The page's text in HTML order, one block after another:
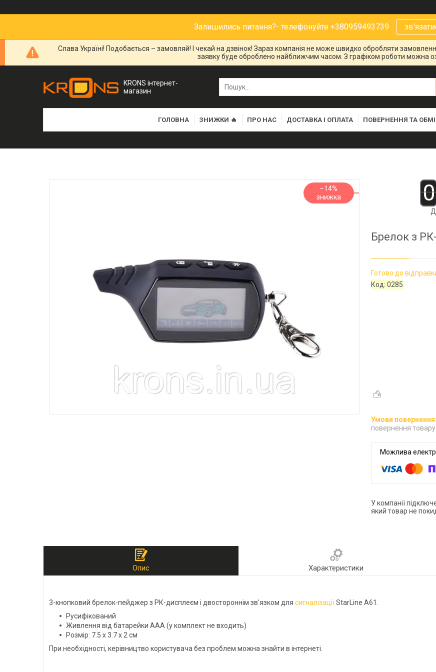
Залишились питання?- телефонуйте +380959493739
Слава Україні! Подобається – замовляй! І чекай на дзвінок! Зараз компанія не може швидко обробляти
заявку буде оброблено найближчим часом. З графіком роботи можна
KRONS інтернет-
магазин
ГОЛОВНА ЗНИЖКИ 🔥 ПРО НАС ДОСТАВКА І ОПЛАТА ПОВЕРНЕННЯ ТА
–14% 0
Брелок з
Готово до
Код:0285
повернення
У компанії
який товар не
Опис Характеристики
3-кнопковий брелок-пейджер з РК-дисплеєм і двостороннім зв'язком для сигналізаціїStarLine A61.
Русифікований
Живлення від батарейки ААА (у комплект не входить)
Розмір: 7.5 х 3.7 х 2 см
При необхідності, керівництво користувача без проблем можна знайти в інтернеті.